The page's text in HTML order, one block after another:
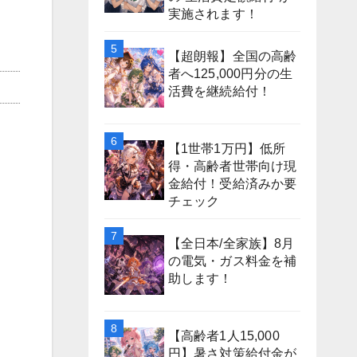
実施されます！
【超朗報】全国の高齢
者へ125,000円分の生
活費を継続給付！
【1世帯1万円】低所
得・高齢者世帯向け現
金給付！受給済みか要
チェック
【全日本/全家族】8月
の電気・ガス料金を補
助します！
【高齢者1人15,000
円】暑さ対策給付金が